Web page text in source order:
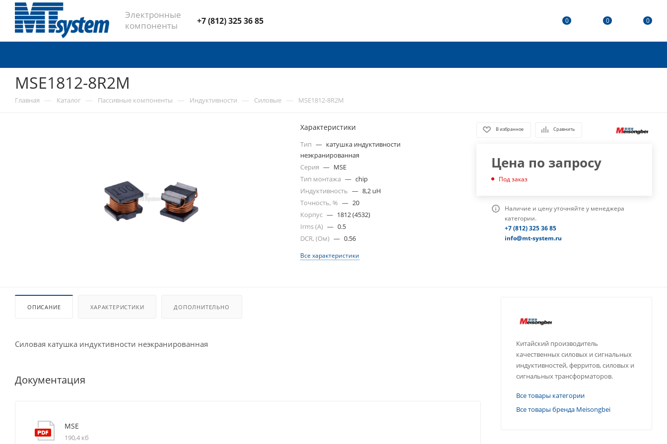
Электронные
компоненты
+7 (812) 325 36 85 0 0 0
MSE1812-8R2M
Главная — Каталог — Пассивные компоненты — Индуктивности — Силовые — MSE1812-8R2M
Характеристики
Тип — катушка индуктивности
неэкранированная
Серия — MSE
Тип монтажа — chip
Индуктивность — 8,2 uH
Точность, % — 20
Корпус — 1812 (4532)
Irms (A) — 0.5
DCR, (Ом) — 0.56
Все характеристики
В избранное Сравнить
Цена по запросу
Под заказ
Наличие и цену уточняйте у менеджера
категории.
+7 (812) 325 36 85
info@mt-system.ru
ОПИСАНИЕ ХАРАКТЕРИСТИКИ ДОПОЛНИТЕЛЬНО
Силовая катушка индуктивности неэкранированная
Документация
MSE
190,4 кб
Китайский производитель
качественных силовых и сигнальных
индуктивностей, ферритов, силовых и
сигнальных трансформаторов.
Все товары категории
Все товары бренда Meisongbei